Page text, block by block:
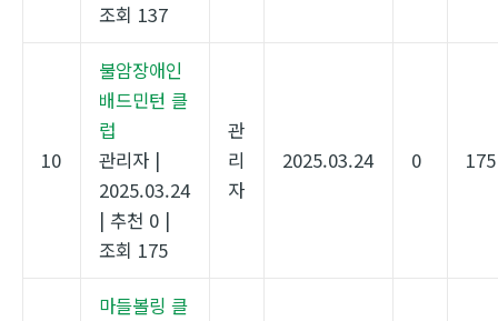
조회 137
10
불암장애인
배드민턴 클
럽
관리자 |
2025.03.24
| 추천 0 |
조회 175
관
리
자
2025.03.24 0 175
마들볼링 클